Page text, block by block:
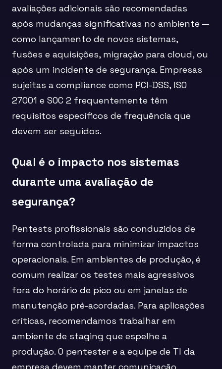
avaliações adicionais são recomendadas
após mudanças significativas no ambiente —
como lançamento de novos sistemas,
fusões e aquisições, migração para cloud, ou
após um incidente de segurança. Empresas
sujeitas a compliance como PCI-DSS, ISO
27001 e SOC 2 frequentemente têm
requisitos específicos de frequência que
devem ser seguidos.
Qual é o impacto nos sistemas
durante uma avaliação de
segurança?
Pentests profissionais são conduzidos de
forma controlada para minimizar impactos
operacionais. Em ambientes de produção, é
comum realizar os testes mais agressivos
fora do horário de pico ou em janelas de
manutenção pré-acordadas. Para aplicações
críticas, recomendamos trabalhar em
ambiente de staging que espelhe a
produção. O pentester e a equipe de TI da
empresa devem manter comunicação